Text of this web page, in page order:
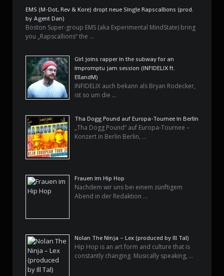
EMS (M-Dot, Rev & Kore) dropt neue Single Rapscallions (prod.
by Agent Dan)
Boston Super-group EMS (aka Experimental MindState) bring
you „Rapscallions“ the …
Girl joins rapper in the subway for an
impromptu jam session (INFIDELIX ft.
EllandM)
INFIDELIX auch bekann als Bryan Rodecker,
ist so um die …
Tha Dogg Pound auf Europa-Tournee in Berlin
„Tha Dogg Pound“ auf Europa-Tournee –
Konzert in Berlin Berlin, …
Frauen im Hip Hop
Nachdem wir uns bei einem zünftigem
Abend in der Redaktion …
Nolan The Ninja – Lex (produced by Ill Tal)
Hip Hop is an art form and culture that is
constantly changing. Musically speaking, …